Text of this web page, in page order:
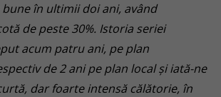
în ultimii doi ani, având
de peste 30%. Istoria seriei
acum patru ani, pe plan
de 2 ani pe plan local și iată-ne
dar foarte intensă călătorie, în